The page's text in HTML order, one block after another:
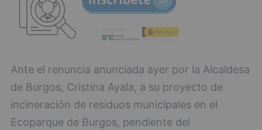
Ante el renuncia anunciada ayer por la Alcaldesa
de Burgos, Cristina Ayala, a su proyecto de
incineración de residuos municipales en el
Ecoparque de Burgos, pendiente del